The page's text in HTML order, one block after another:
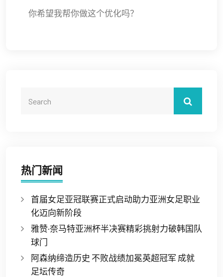
你希望我帮你做这个优化吗？
热门新闻
首届女足亚冠联赛正式启动助力亚洲女足职业
化迈向新阶段
雅赞·奈马特亚洲杯半决赛精彩挑射力破韩国队
球门
阿森纳缔造历史 不败战绩加冕英超冠军 成就
足坛传奇